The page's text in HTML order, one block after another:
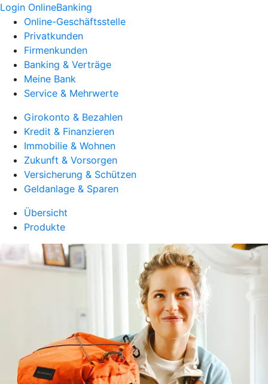
Login OnlineBanking
Online-Geschäftsstelle
Privatkunden
Firmenkunden
Banking & Verträge
Meine Bank
Service & Mehrwerte
Girokonto & Bezahlen
Kredit & Finanzieren
Immobilie & Wohnen
Zukunft & Vorsorgen
Versicherung & Schützen
Geldanlage & Sparen
Übersicht
Produkte